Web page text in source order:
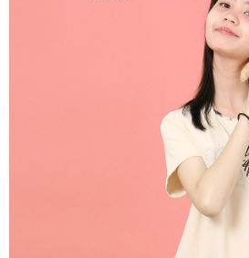
每筆NT$60，滿NT$1,000(含以上)免運費
每筆NT$60，滿NT$1,000(含以上)免運費